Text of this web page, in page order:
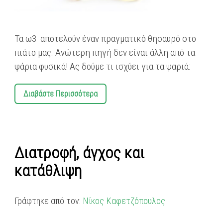
Τα ω3 αποτελούν έναν πραγματικό θησαυρό στο
πιάτο μας. Ανώτερη πηγή δεν είναι άλλη από τα
ψάρια φυσικά! Ας δούμε τι ισχύει για τα ψαριά:
Διαβάστε Περισσότερα
Διατροφή, άγχος και
κατάθλιψη
Γράφτηκε από τον: Νίκος Καφετζόπουλος